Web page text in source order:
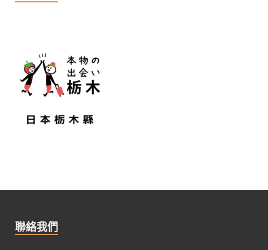
聯絡我們